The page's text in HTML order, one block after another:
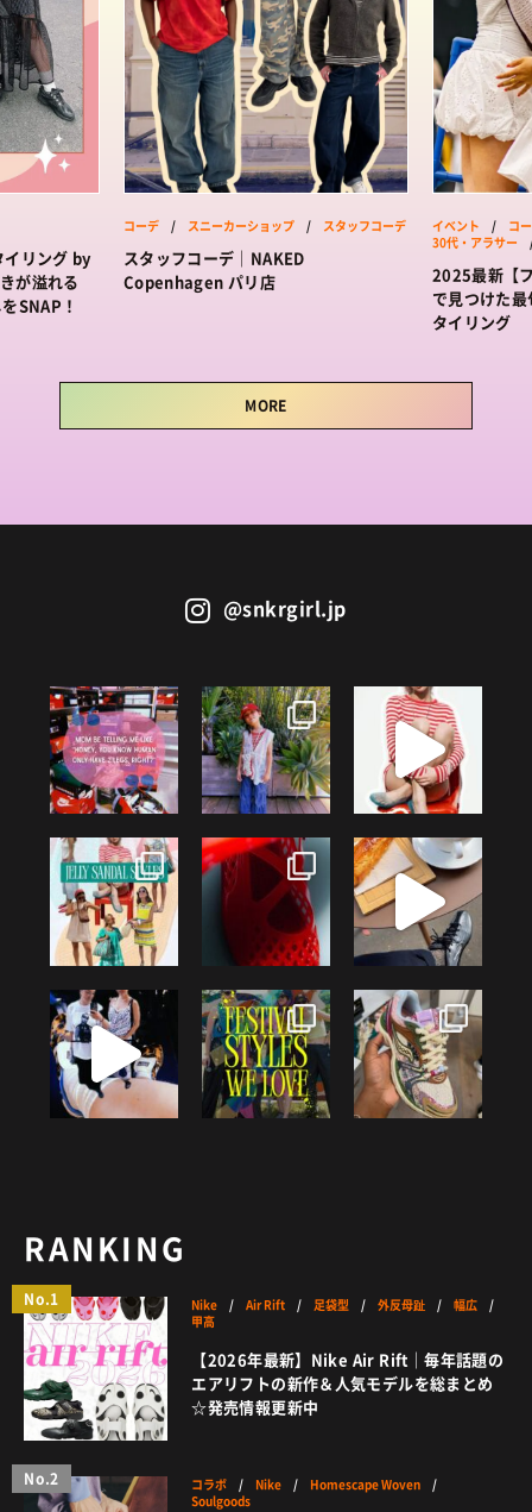
リング by
が溢れる
SNAP！
コーデ / スニーカーショップ / スタッフコーデ
スタッフコーデ｜NAKED
Copenhagen パリ店
イベント / コ
30代・アラサー
2025最新【
で見つけた
タイリング
MORE
@snkrgirl.jp
RANKING
No.1 Nike /Air Rift /足袋型 /外反母趾 /幅広 /
甲高
【2026年最新】Nike Air Rift｜毎年話題の
エアリフトの新作＆人気モデルを総まとめ
☆発売情報更新中
No.2 コラボ / Nike / Homescape Woven /
Soulgoods